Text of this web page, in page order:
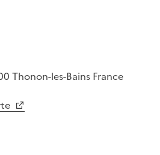
Thonon-les-Bains France